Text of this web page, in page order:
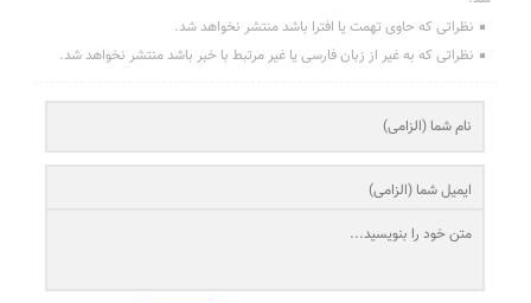
نظراتی که حاوی تهمت یا افترا باشد منتشر نخواهد شد.
نظراتی که به غیر از زبان فارسی یا غیر مرتبط با خبر باشد منتشر نخواهد شد.